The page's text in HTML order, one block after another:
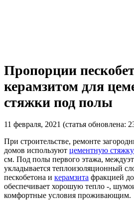
Пропорции
керамзитом для
стяжки под полы
11 февраля, 2021 (статья обновлена:
При строительстве, ремонте
домов используют цементную стяжку
см. Под полы первого этажа,
укладывается теплоизоляционный
пескобетона и керамзита фракцией
обеспечивает хорошую тепло -,
комфортные условия проживающим.